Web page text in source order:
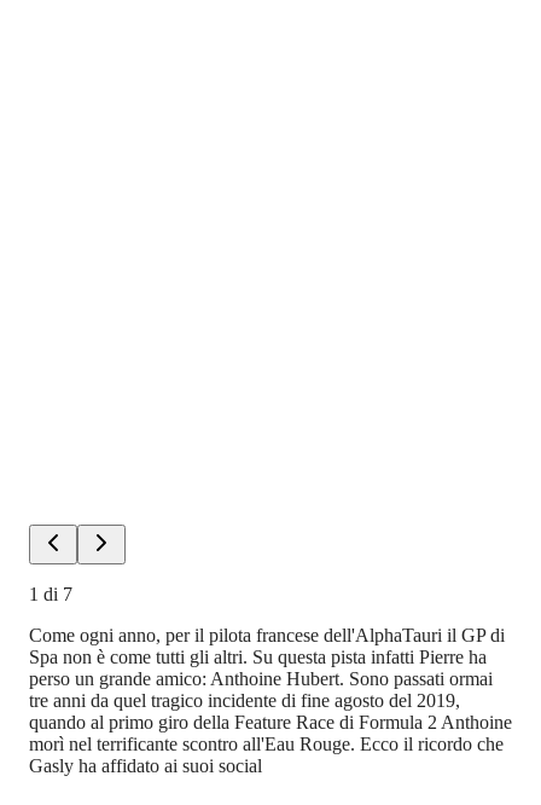
1 di 7
Come ogni anno, per il pilota francese dell'AlphaTauri il GP di
Spa non è come tutti gli altri. Su questa pista infatti Pierre ha
perso un grande amico: Anthoine Hubert. Sono passati ormai
tre anni da quel tragico incidente di fine agosto del 2019,
quando al primo giro della Feature Race di Formula 2 Anthoine
morì nel terrificante scontro all'Eau Rouge. Ecco il ricordo che
Gasly ha affidato ai suoi social